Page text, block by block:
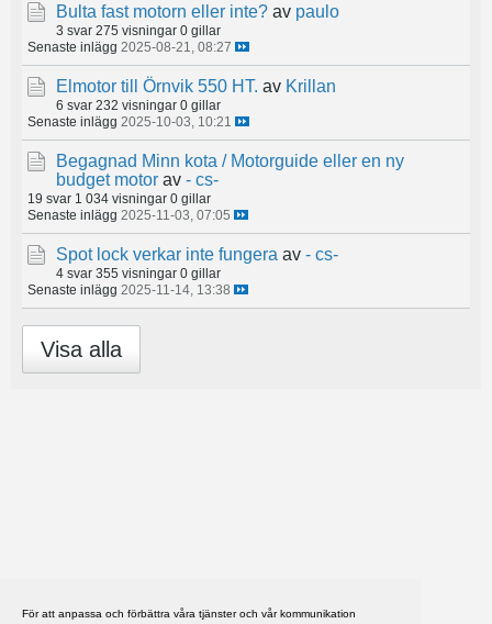
För att anpassa och förbättra våra tjänster och vår kommunikation
Bulta fast motorn eller inte? av paulo
3 svar 275 visningar 0 gillar
Senaste inlägg 2025-08-21, 08:27
Elmotor till Örnvik 550 HT. av Krillan
6 svar 232 visningar 0 gillar
Senaste inlägg 2025-10-03, 10:21
Begagnad Minn kota / Motorguide eller en ny
budget motor av - cs-
19 svar 1 034 visningar 0 gillar
Senaste inlägg 2025-11-03, 07:05
Spot lock verkar inte fungera av - cs-
4 svar 355 visningar 0 gillar
Senaste inlägg 2025-11-14, 13:38
Visa alla